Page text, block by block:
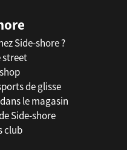
Side-shore ?
street
de glisse
le magasin
Side-shore
club